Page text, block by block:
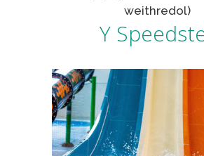
weithredol)
Y